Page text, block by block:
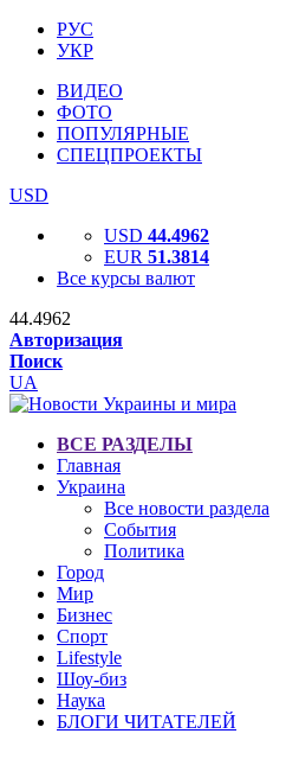
РУС
УКР
ВИДЕО
ФОТО
ПОПУЛЯРНЫЕ
СПЕЦПРОЕКТЫ
USD
USD 44.4962
EUR 51.3814
Все курсы валют
44.4962
Авторизация
Поиск
UA
ВСЕ РАЗДЕЛЫ
Главная
Украина
Все новости раздела
События
Политика
Город
Мир
Бизнес
Спорт
Lifestyle
Шоу-биз
Наука
БЛОГИ ЧИТАТЕЛЕЙ